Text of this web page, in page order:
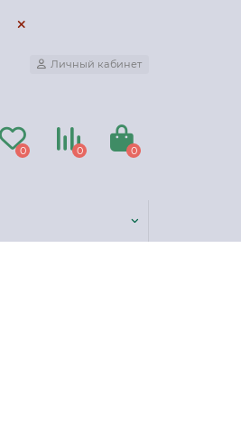
Личный кабинет
0 0 0